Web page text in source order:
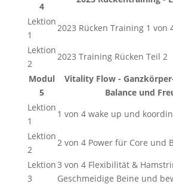
4
Lektion
1
2023 Rücken Training 1 von
Lektion
2
2023 Training Rücken Teil 2
Modul
5
Vitality Flow -
Balance und
Lektion
1
1 von 4 wake up und
Lektion
2
2 von 4 Power für Core und
Lektion
3
3 von 4 Flexibilität &
Geschmeidige Beine und